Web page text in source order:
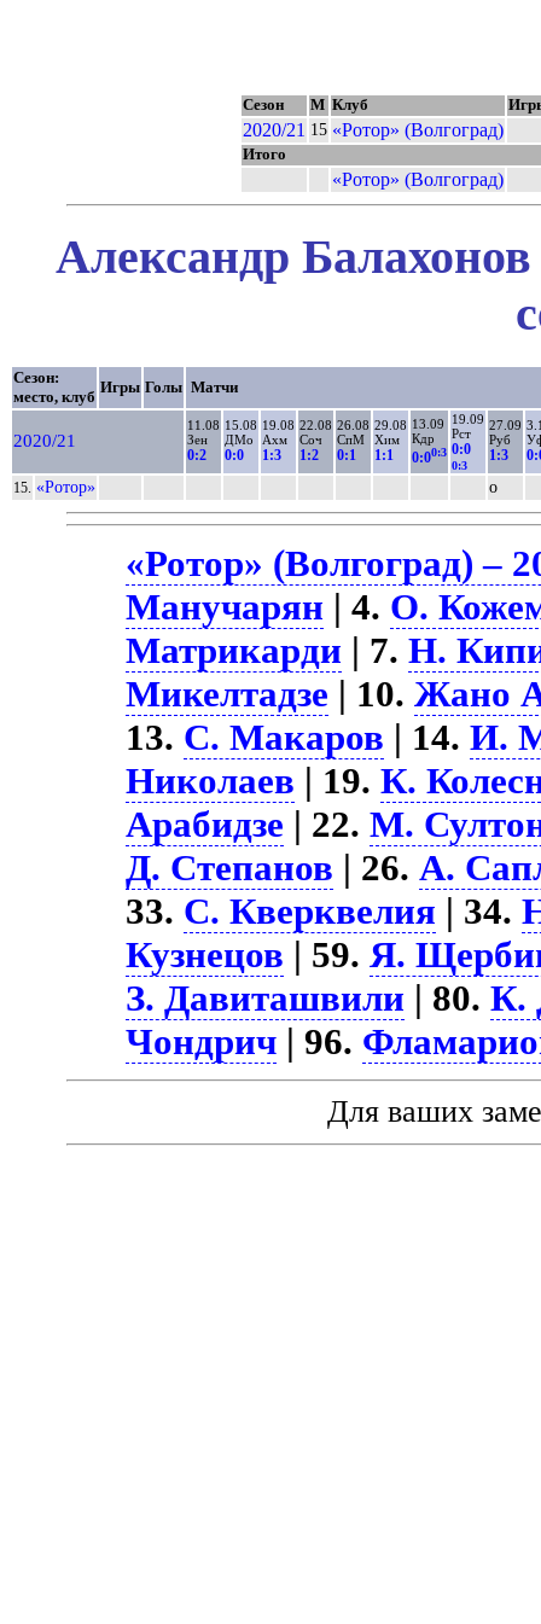
Сезон М Клуб
2020/21 15 «Ротор» (Волгоград)
Итого
«Ротор» (Волгоград)
Александр
Сезон:
место, клуб
Игры Голы Матчи
2020/21
11.08
Зен
0:2
15.08
ДМо
0:0
19.08
Ахм
1:3
22.08
Соч
1:2
26.08
СпМ
0:1
29.08
Хим
1:1
13.09
Кдр
0:00:3
19.09
Рст
0:0
0:3
27.09
Руб
1:3
15. «Ротор» о
«Ротор» (Волгоград) –
Манучарян | 4. О.
Матрикарди | 7.Н.
Микелтадзе | 10.Жано
13. С. Макаров | 14.И.
Николаев | 19.К.
Арабидзе | 22.М.
Д. Степанов | 26.А.
33. С. Кверквелия | 34.
Кузнецов | 59.Я.
З. Давиташвили | 80.К.
Чондрич | 96.
Для ваших